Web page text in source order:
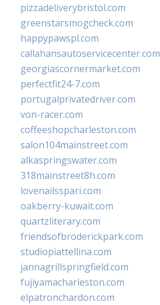
pizzadeliverybristol.com
greenstarsmogcheck.com
happypawspl.com
callahansautoservicecenter.com
georgiascornermarket.com
perfectfit24-7.com
portugalprivatedriver.com
von-racer.com
coffeeshopcharleston.com
salon104mainstreet.com
alkaspringswater.com
318mainstreet8h.com
lovenailsspari.com
oakberry-kuwait.com
quartzliterary.com
friendsofbroderickpark.com
studiopiattellina.com
jannagrillspringfield.com
fujiyamacharleston.com
elpatronchardon.com